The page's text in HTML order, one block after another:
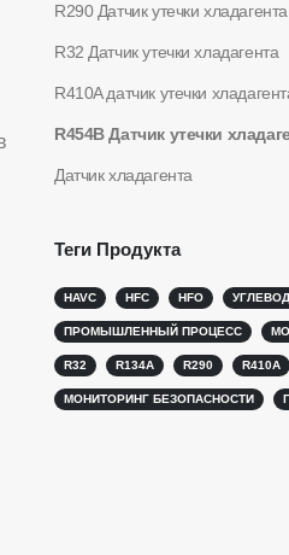
R290 Датчик утечки хладагента
R32 Датчик утечки хладагента
R410A датчик утечки
R454B Датчик утечки
Датчик хладагента
Теги Продукта
HAVC HFC HFO
ПРОМЫШЛЕННЫЙ ПРОЦЕСС
R32 R134A R290 R410A
МОНИТОРИНГ БЕЗОПАСНОСТИ